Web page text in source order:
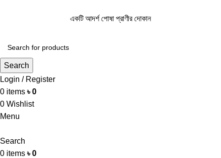
একটি আদর্শ পোষা প্রাণীর দোকান
Search
Login / Register
0 items ৳0
0 Wishlist
Menu
Search
0 items ৳0